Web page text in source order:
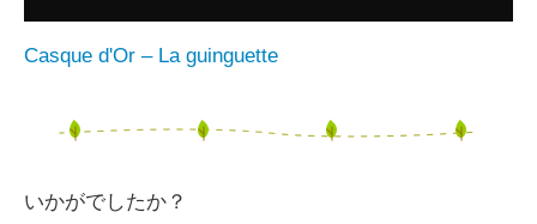
Casque d'Or – La guinguette
いかがでしたか？